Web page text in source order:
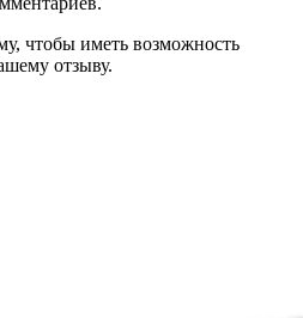
чтобы иметь возможность
отзыву.